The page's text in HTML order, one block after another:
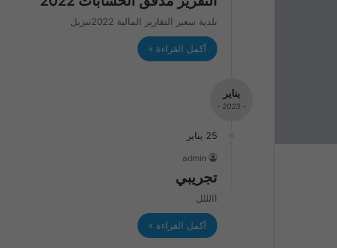
بلدية سعير التقارير المالية 2022تنزيل
أكمل القراءة »
يناير
- 2023 -
25 يناير
admin
تجريبي
االللل
أكمل القراءة »